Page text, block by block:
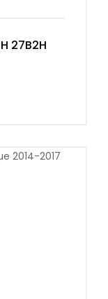
27B2H